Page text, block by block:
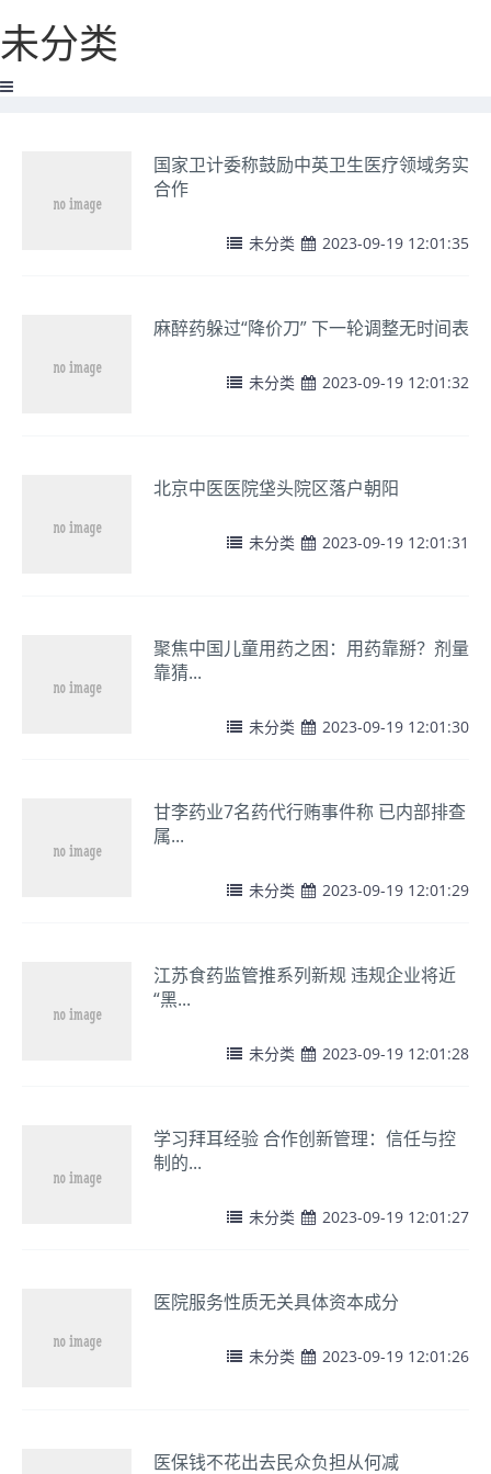
未分类
国家卫计委称鼓励中英卫生医疗领域务实
合作
未分类 2023-09-19 12:01:35
麻醉药躲过“降价刀” 下一轮调整无时间表
未分类 2023-09-19 12:01:32
北京中医医院垡头院区落户朝阳
未分类 2023-09-19 12:01:31
聚焦中国儿童用药之困：用药靠掰？剂量
靠猜...
未分类 2023-09-19 12:01:30
甘李药业7名药代行贿事件称 已内部排查
属...
未分类 2023-09-19 12:01:29
江苏食药监管推系列新规 违规企业将近
“黑...
未分类 2023-09-19 12:01:28
学习拜耳经验 合作创新管理：信任与控
制的...
未分类 2023-09-19 12:01:27
医院服务性质无关具体资本成分
未分类 2023-09-19 12:01:26
医保钱不花出去民众负担从何减